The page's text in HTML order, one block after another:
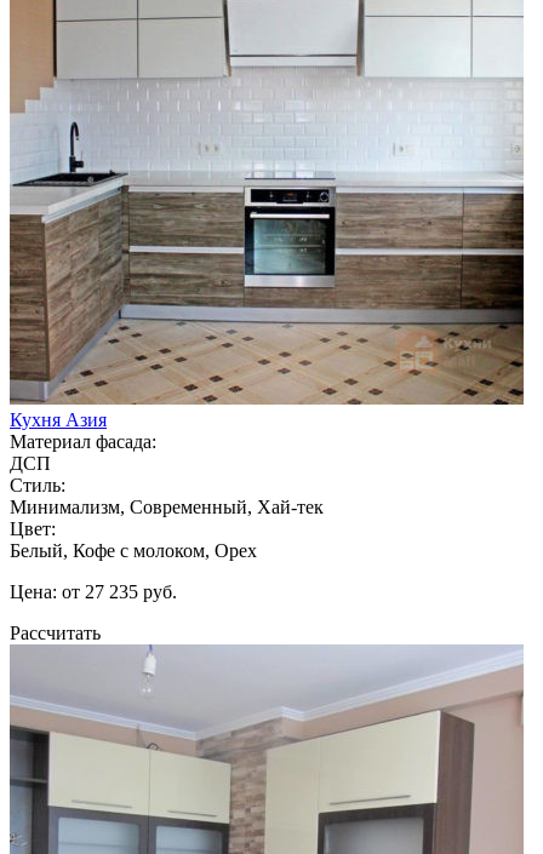
Кухня Азия
Материал фасада:
ДСП
Стиль:
Минимализм, Современный, Хай-тек
Цвет:
Белый, Кофе с молоком, Орех
Цена: от 27 235 руб.
Рассчитать